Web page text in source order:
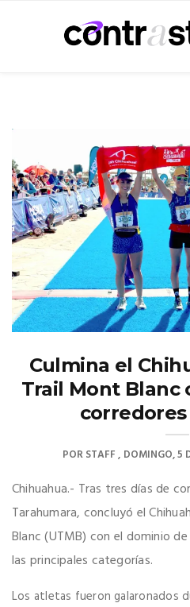
Culmina el
Trail Mont Blanc
PORSTAFF DOMINGO, 5
Chihuahua.- Tras tres días de
Tarahumara, concluyó el
Blanc (UTMB) con el dominio
las principales categorías.
Los atletas fueron galaronados